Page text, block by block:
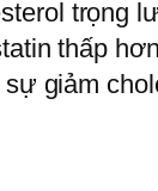
trọng
thấp
giảm